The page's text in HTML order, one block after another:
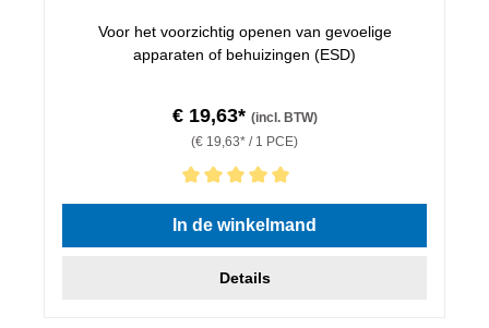
Voor het voorzichtig openen van gevoelige
apparaten of behuizingen (ESD)
€ 19,63* (incl. BTW)
(€ 19,63* / 1 PCE)
Gemiddelde waardering van 5 van 5 sterren
In de winkelmand
Details